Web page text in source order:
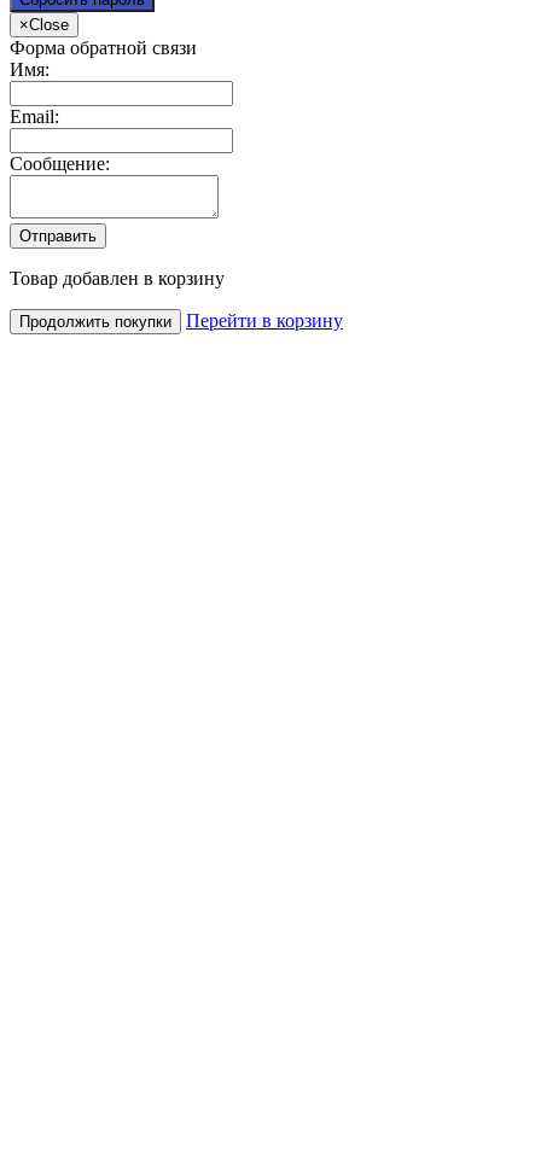
×Close
Форма обратной связи
Имя:
Email:
Сообщение:
Товар добавлен в корзину
Продолжить покупки Перейти в корзину